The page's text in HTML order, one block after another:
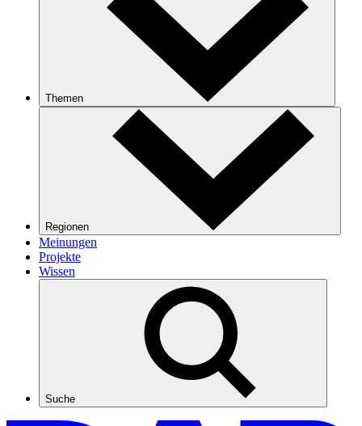
Themen
Regionen
Meinungen
Projekte
Wissen
Suche